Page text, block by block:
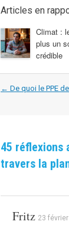
Articles en
Climat :
plus un
crédible
Navigation
← De quoi le PPE
45 réflexions
travers la
Fritz 23